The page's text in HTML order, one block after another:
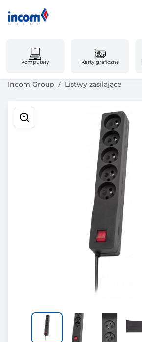
Komputery Karty graficzne
Incom Group Listwy zasilające